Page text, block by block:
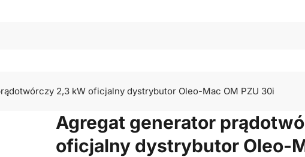
2,3 kW oficjalny dystrybutor Oleo-Mac OM PZU 30i
Agregat generator
oficjalny dystrybutor Oleo-